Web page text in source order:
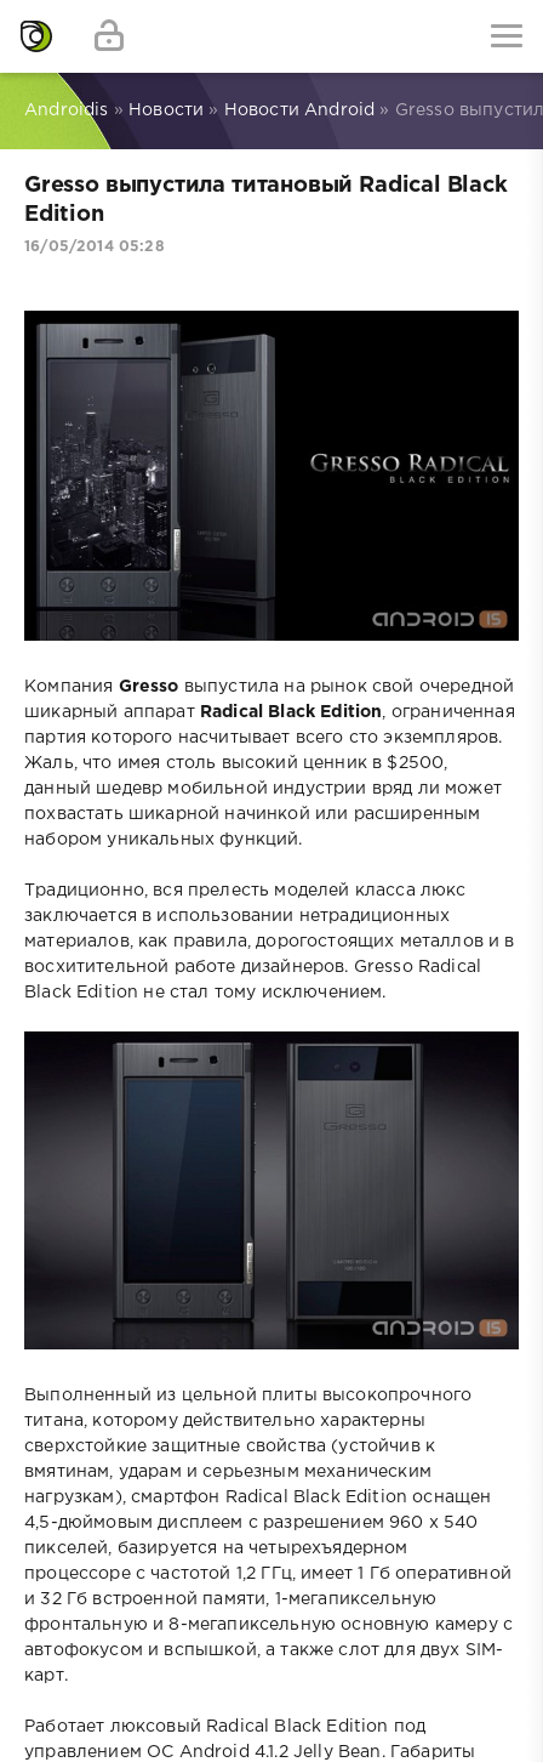
Androidis » Новости » Новости Android » Gresso
Gresso выпустила титановый Radical Black
Edition
16/05/2014 05:28
Компания Gresso выпустила на рынок свой очередной
шикарный аппарат Radical Black Edition
, ограниченная
партия которого насчитывает всего сто экземпляров.
Жаль, что имея столь высокий ценник в $2500,
данный шедевр мобильной индустрии вряд ли может
похвастать шикарной начинкой или расширенным
набором уникальных функций.
Традиционно, вся прелесть моделей класса люкс
заключается в использовании нетрадиционных
материалов, как правила, дорогостоящих металлов и в
восхитительной работе дизайнеров. Gresso Radical
Black Edition не стал тому исключением.
Выполненный из цельной плиты высокопрочного
титана, которому действительно характерны
сверхстойкие защитные свойства (устойчив к
вмятинам, ударам и серьезным механическим
нагрузкам), смартфон Radical Black Edition оснащен
4,5-дюймовым дисплеем с разрешением 960 х 540
пикселей, базируется на четырехъядерном
процессоре с частотой 1,2 ГГц, имеет 1 Гб оперативной
и 32 Гб встроенной памяти, 1-мегапиксельную
фронтальную и 8-мегапиксельную основную камеру с
автофокусом и вспышкой, а также слот для двух SIM-
карт.
Работает люксовый Radical Black Edition под
управлением ОС Android 4.1.2 Jelly Bean. Габариты